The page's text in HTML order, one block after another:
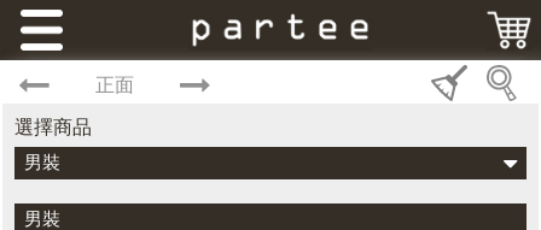
正面
選擇商品
男裝
男裝